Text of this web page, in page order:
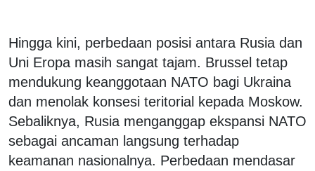
Hingga kini, perbedaan posisi antara Rusia dan
Uni Eropa masih sangat tajam. Brussel tetap
mendukung keanggotaan NATO bagi Ukraina
dan menolak konsesi teritorial kepada Moskow.
Sebaliknya, Rusia menganggap ekspansi NATO
sebagai ancaman langsung terhadap
keamanan nasionalnya. Perbedaan mendasar